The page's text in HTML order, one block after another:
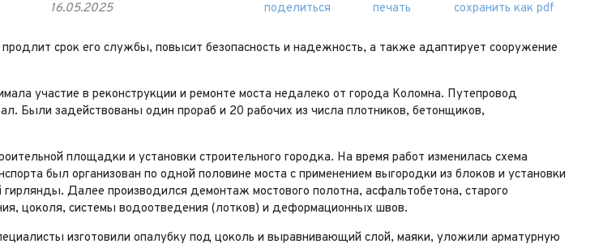
16.05.2025 поделиться печать сохранить как pdf
продлит срок его службы, повысит безопасность и надежность, а также адаптирует сооружение
участие в реконструкции и ремонте моста недалеко от города Коломна. Путепровод
Были задействованы один прораб и 20 рабочих из числа плотников, бетонщиков,
площадки и установки строительного городка. На время работ изменилась схема
был организован по одной половине моста с применением выгородки из блоков и установки
Далее производился демонтаж мостового полотна, асфальтобетона, старого
цоколя, системы водоотведения (лотков) и деформационных швов.
изготовили опалубку под цоколь и выравнивающий слой, маяки, уложили арматурную